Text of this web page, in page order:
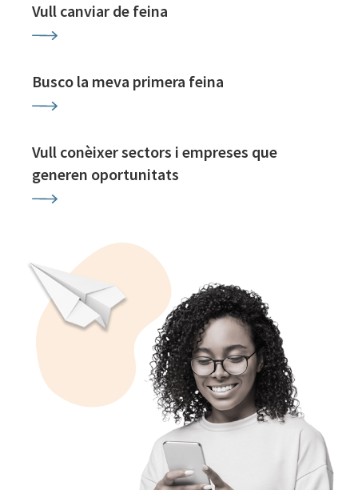
Vull canviar de feina
Busco la meva primera feina
Vull conèixer sectors i empreses que
generen oportunitats